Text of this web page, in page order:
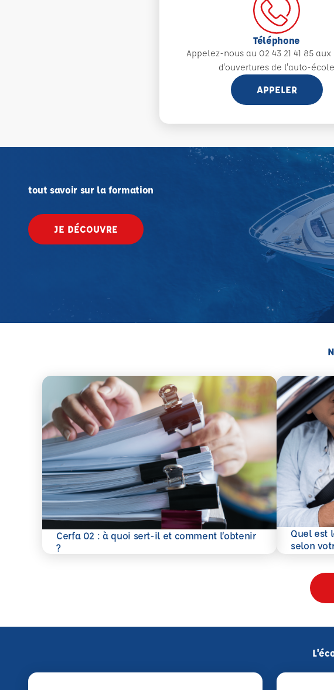
Téléphone
Appelez-nous au 02 43 21 41 85 aux
d'ouvertures de l'auto-école
APPELER
tout savoir sur la formation
JE DÉCOUVRE
Cerfa 02 : à quoi sert-il et comment l’obtenir
?
En savoir plus
Quel est
selon
En savoir